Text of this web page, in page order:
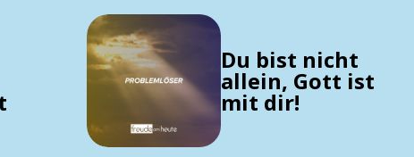
Du bist nicht
allein, Gott ist
mit dir!